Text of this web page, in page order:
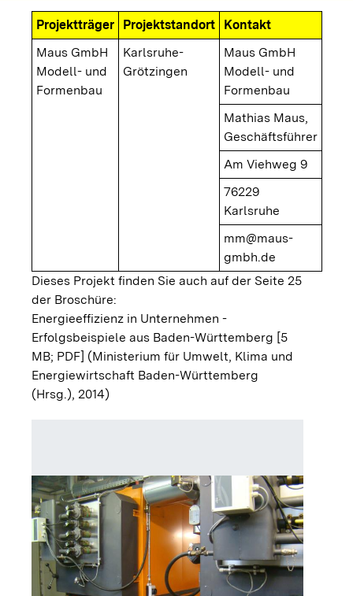
Projektträger Projektstandort
Kontakt
Maus GmbH
Modell- und
Formenbau
Karlsruhe-
Grötzingen
Maus GmbH
Modell- und
Formenbau
Mathias Maus,
Geschäftsführer
Am Viehweg 9
76229
Karlsruhe
mm@maus-
gmbh.de
Dieses Projekt finden Sie auch auf der Seite 25
der Broschüre:
Energieeffizienz in Unternehmen -
Erfolgsbeispiele aus Baden-Württemberg [5
MB; PDF] (Ministerium für Umwelt, Klima und
Energiewirtschaft Baden-Württemberg
(Hrsg.), 2014)